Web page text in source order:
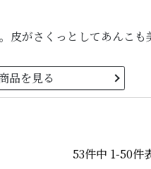
皮がさくっとしてあんこも
品を見る
53件中 1-50件